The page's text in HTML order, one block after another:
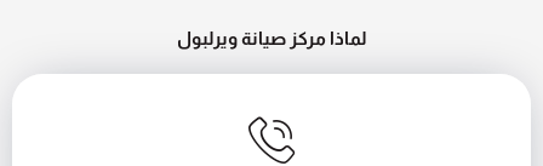
لماذا مركز صيانة ويرلبول